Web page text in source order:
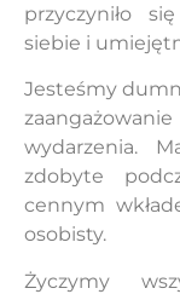
przyczyniło
siebie i
Jesteśmy
wydarzenia.
zdobyte
cennym
osobisty.
Życzymy